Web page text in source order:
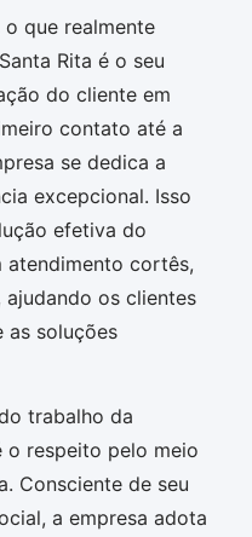
que realmente
Rita é o seu
do cliente em
contato até a
se dedica a
excepcional. Isso
efetiva do
atendimento cortês,
os clientes
as soluções
trabalho da
o respeito pelo meio
Consciente de seu
a empresa adota